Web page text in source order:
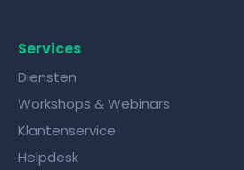
Services
Diensten
Workshops & Webinars
Klantenservice
Helpdesk